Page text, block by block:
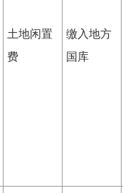
土地闲置
费
缴入地方
国库